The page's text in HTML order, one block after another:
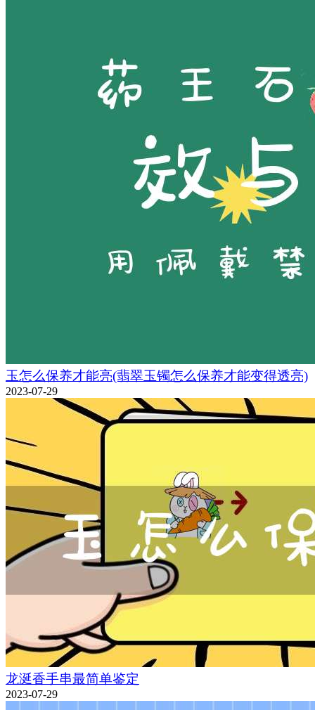
玉怎么保养才能亮(翡翠玉镯怎么保养才能变得透亮)
2023-07-29
龙涎香手串最简单鉴定
2023-07-29